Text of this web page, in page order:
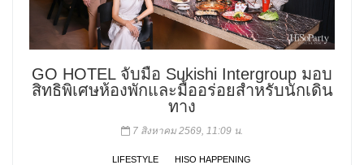
GO HOTEL จับมือ Sukishi Intergroup มอบ
สิทธิพิเศษห้องพักและมื้ออร่อยสำหรับนักเดิน
ทาง
7 สิงหาคม 2569, 11:09 น.
LIFESTYLE HISO HAPPENING